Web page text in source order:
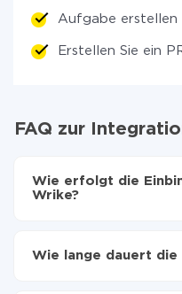
Aufgabe erstellen
Erstellen Sie ein
FAQ zur
Wie erfolgt die
Wrike?
übertragen
Wie lange dauert die